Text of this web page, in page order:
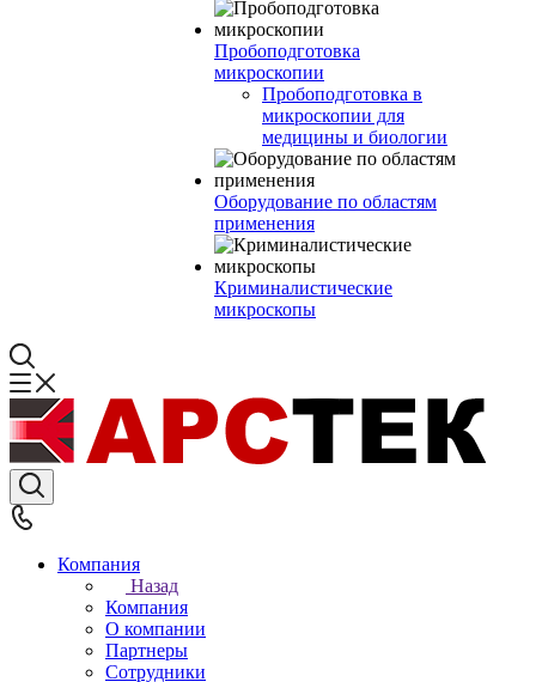
Пробоподготовка
микроскопии
Пробоподготовка в
микроскопии для
медицины и биологии
Оборудование по областям
применения
Криминалистические
микроскопы
Компания
Назад
Компания
О компании
Партнеры
Сотрудники